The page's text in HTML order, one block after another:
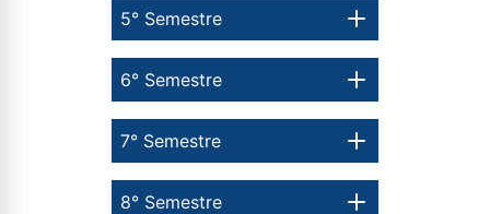
8° Semestre
7° Semestre
6° Semestre
5° Semestre